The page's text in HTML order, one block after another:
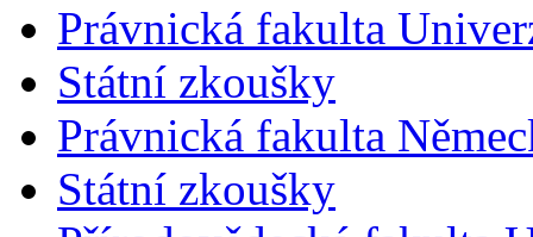
Právnická fakulta
Státní zkoušky
Právnická fakulta
Státní zkoušky